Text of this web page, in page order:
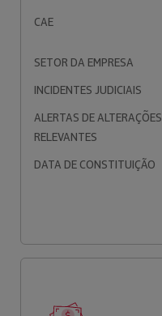
CAE
SETOR DA EMPRESA
INCIDENTES JUDICIAIS
ALERTAS DE ALTERAÇÕES
RELEVANTES
DATA DE CONSTITUIÇÃO